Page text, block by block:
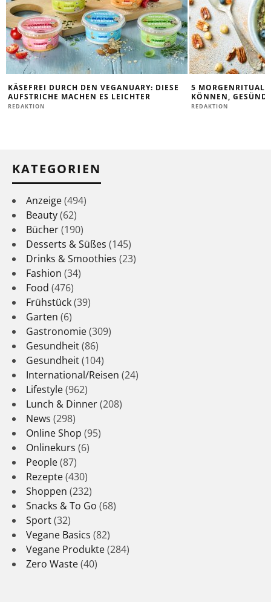
KÄSEFREI DURCH DEN VEGANUARY: DIESE
AUFSTRICHE MACHEN ES LEICHTER
REDAKTION
5
KÖNNEN,
REDAKTION
KATEGORIEN
Anzeige(494)
Beauty(62)
Bücher(190)
Desserts & Süßes (145)
Drinks & Smoothies (23)
Fashion (34)
Food (476)
Frühstück(39)
Garten (6)
Gastronomie(309)
Gesundheit(86)
Gesundheit(104)
International/Reisen (24)
Lifestyle(962)
Lunch & Dinner(208)
News (298)
Online Shop (95)
Onlinekurs (6)
People(87)
Rezepte(430)
Shoppen (232)
Snacks & To Go (68)
Sport(32)
Vegane Basics (82)
Vegane Produkte(284)
Zero Waste(40)